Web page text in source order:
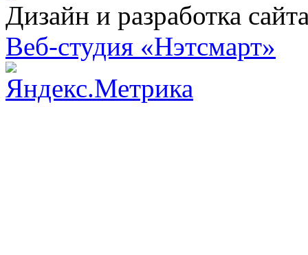
Дизайн и разработка
Веб-студия «Нэтсмарт»